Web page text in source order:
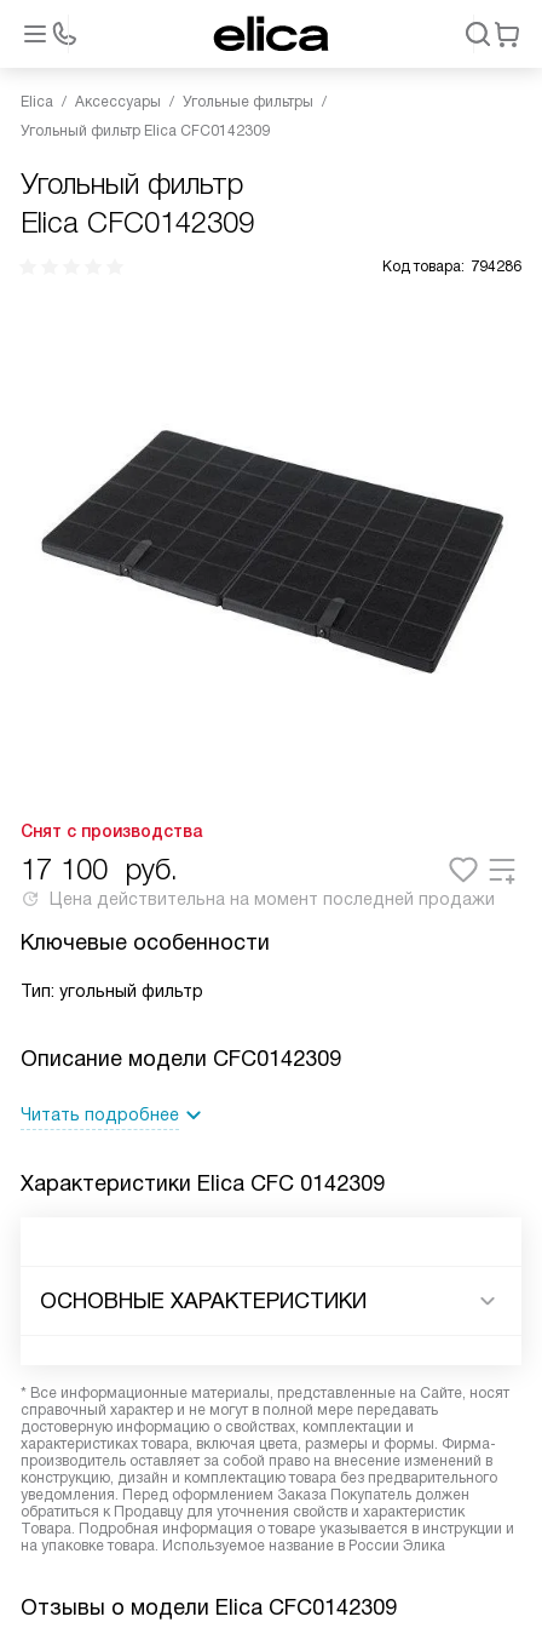
Elica Аксессуары
Угольные фильтры
Угольный фильтр Elica CFC0142309
Угольный фильтр
Elica CFC0142309
Код товара: 794286
Снят с производства
17 100 руб.
Цена действительна на момент последней продажи
Ключевые особенности
Тип: угольный фильтр
Описание модели CFC0142309
Читать подробнее
Характеристики Elica CFC 0142309
ОСНОВНЫЕ ХАРАКТЕРИСТИКИ
* Все информационные материалы, представленные на Сайте, носят
справочный характер и не могут в полной мере передавать
достоверную информацию о свойствах, комплектации и
характеристиках товара, включая цвета, размеры и формы. Фирма-
производитель оставляет за собой право на внесение изменений в
конструкцию, дизайн и комплектацию товара без предварительного
уведомления. Перед оформлением Заказа Покупатель должен
обратиться к Продавцу для уточнения свойств и характеристик
Товара. Подробная информация о товаре указывается в инструкции и
на упаковке товара. Используемое название в России Элика
Отзывы о модели Elica CFC0142309